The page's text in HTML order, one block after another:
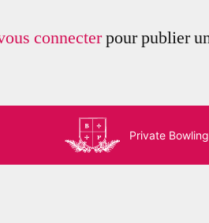
connecterpour publier
Private